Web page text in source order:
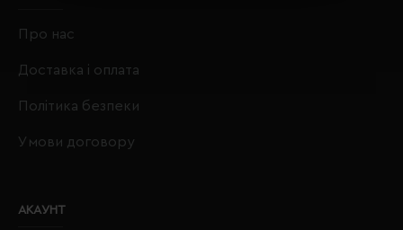
Про нас
Доставка і оплата
Політика безпеки
Умови договору
АКАУНТ